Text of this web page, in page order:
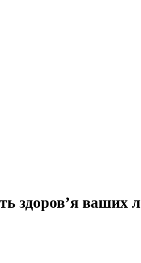
здоров’я ваших